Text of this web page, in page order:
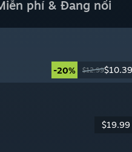
phí & Đang nổi
-20% $12.99$10.39
$19.99